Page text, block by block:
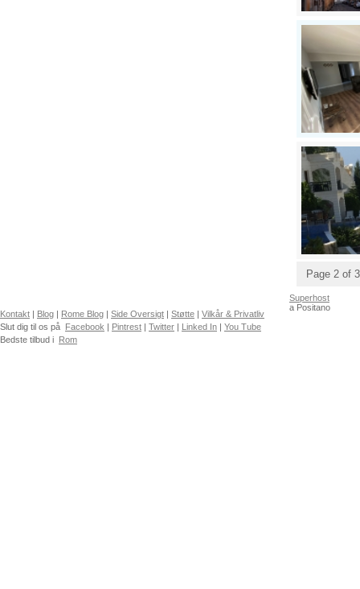
Page 2 of 3
Kontakt | Blog | Rome Blog | Side Oversigt | Støtte | Vilkår & Privatliv
Slut dig til os på Facebook | Pintrest | Twitter | Linked In | You Tube
Bedste tilbud i Rom
Superhost
a Positano